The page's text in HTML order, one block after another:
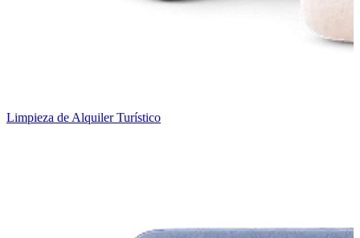
Limpieza de Alquiler Turístico